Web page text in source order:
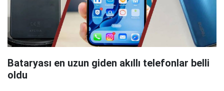
Bataryası en uzun giden akıllı telefonlar belli
oldu